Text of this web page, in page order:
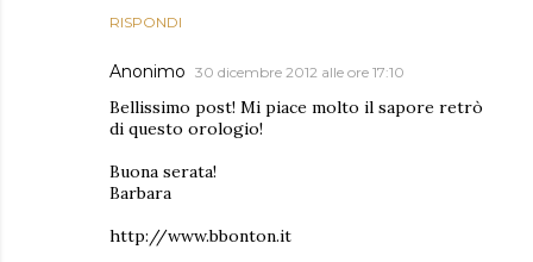
RISPONDI
Anonimo 30 dicembre 2012 alle ore 17:10
Bellissimo post! Mi piace molto il sapore retrò
di questo orologio!
Buona serata!
Barbara
http://www.bbonton.it